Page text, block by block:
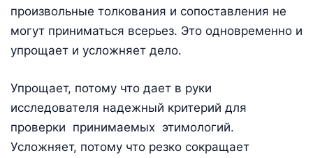
произвольные толкования и сопоставления не
могут приниматься всерьез. Это одновременно и
упрощает и усложняет дело.
Упрощает, потому что дает в руки
исследователя надежный критерий для
проверки принимаемых этимологий.
Усложняет, потому что резко сокращает